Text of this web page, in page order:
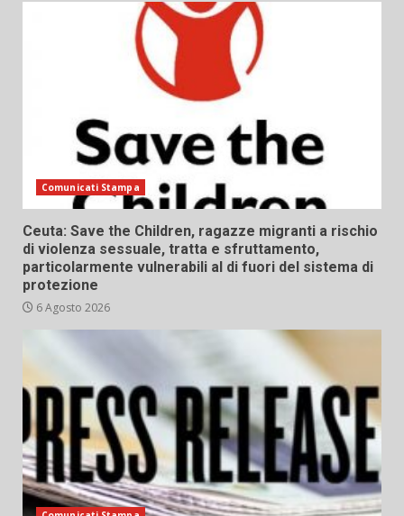
Comunicati Stampa
Ceuta: Save the Children, ragazze migranti a rischio
di violenza sessuale, tratta e sfruttamento,
particolarmente vulnerabili al di fuori del sistema di
protezione
6 Agosto 2026